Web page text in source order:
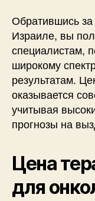
Обратившись
Израиле, вы
специалистам,
широкому
результатам.
оказывается
учитывая
прогнозы на
Цена
для